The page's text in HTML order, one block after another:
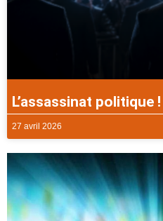
L’assassinat politique !
27 avril 2026